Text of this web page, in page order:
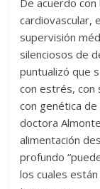
cardiovascular,
supervisión
silenciosos de
puntualizó que
con estrés, con
con genética
doctora
alimentación
profundo
los cuales